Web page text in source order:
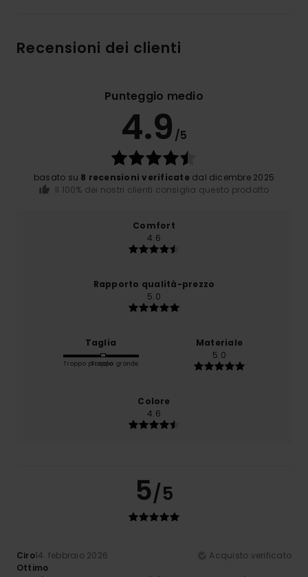
Recensioni dei clienti
Punteggio medio
4.9 /5
basato su 8 recensioni verificatedal dicembre 2025
Il 100% dei nostri clienti consiglia questo prodotto
Comfort
4.6
Rapporto qualità-prezzo
5.0
Taglia
Troppo piccoloTroppo grande
Materiale
5.0
Colore
4.6
5/5
Ciro14. febbraio 2026
Acquisto verificato
Ottimo